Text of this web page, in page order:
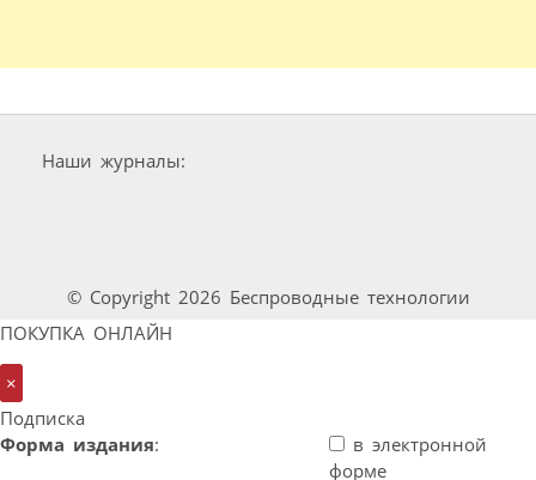
Наши журналы:
© Copyright 2026 Беспроводные технологии
ПОКУПКА ОНЛАЙН
×
Подписка
Форма издания:
в электронной
форме